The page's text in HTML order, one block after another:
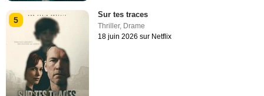
5
Sur tes traces
Thriller, Drame
18 juin 2026 sur Netflix